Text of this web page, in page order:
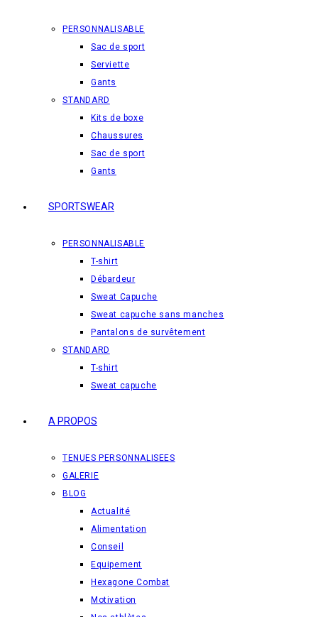
PERSONNALISABLE
Sac de sport
Serviette
Gants
STANDARD
Kits de boxe
Chaussures
Sac de sport
Gants
SPORTSWEAR
PERSONNALISABLE
T-shirt
Débardeur
Sweat Capuche
Sweat capuche sans manches
Pantalons de survêtement
STANDARD
T-shirt
Sweat capuche
A PROPOS
TENUES PERSONNALISEES
GALERIE
BLOG
Actualité
Alimentation
Conseil
Equipement
Hexagone Combat
Motivation